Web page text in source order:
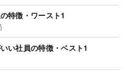
特徴・ワースト1
い社員の特徴・ベスト1